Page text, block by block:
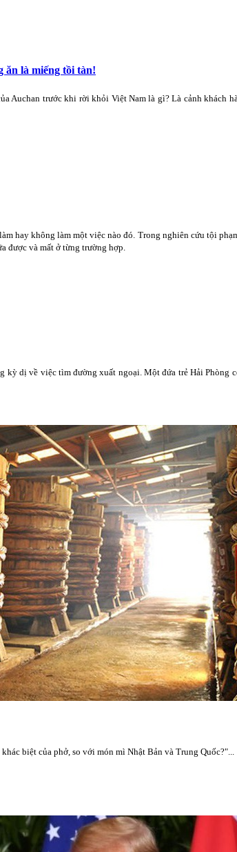
ăn là miếng tồi tàn!
Auchan trước khi rời khỏi Việt Nam là gì? Là cảnh khách
hay không làm một việc nào đó. Trong nghiên cứu tội
được và mất ở từng trường hợp.
kỳ dị về việc tìm đường xuất ngoại. Một đứa trẻ Hải
biệt của phở, so với món mì Nhật Bản và Trung Quốc?"...